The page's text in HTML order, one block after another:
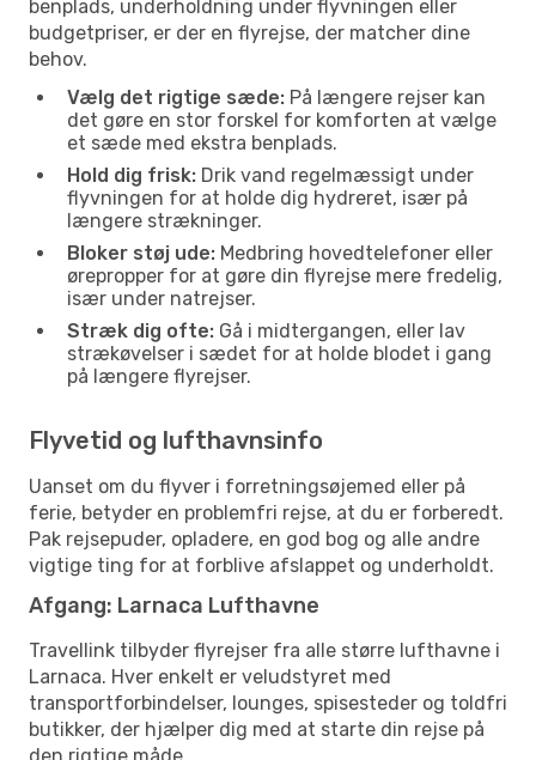
benplads, underholdning under flyvningen eller
budgetpriser, er der en flyrejse, der matcher dine
behov.
Vælg det rigtige sæde: På længere rejser kan
det gøre en stor forskel for komforten at vælge
et sæde med ekstra benplads.
Hold dig frisk: Drik vand regelmæssigt under
flyvningen for at holde dig hydreret, især på
længere strækninger.
Bloker støj ude: Medbring hovedtelefoner eller
ørepropper for at gøre din flyrejse mere fredelig,
især under natrejser.
Stræk dig ofte: Gå i midtergangen, eller lav
strækøvelser i sædet for at holde blodet i gang
på længere flyrejser.
Flyvetid og lufthavnsinfo
Uanset om du flyver i forretningsøjemed eller på
ferie, betyder en problemfri rejse, at du er forberedt.
Pak rejsepuder, opladere, en god bog og alle andre
vigtige ting for at forblive afslappet og underholdt.
Afgang: Larnaca Lufthavne
Travellink tilbyder flyrejser fra alle større lufthavne i
Larnaca. Hver enkelt er veludstyret med
transportforbindelser, lounges, spisesteder og toldfri
butikker, der hjælper dig med at starte din rejse på